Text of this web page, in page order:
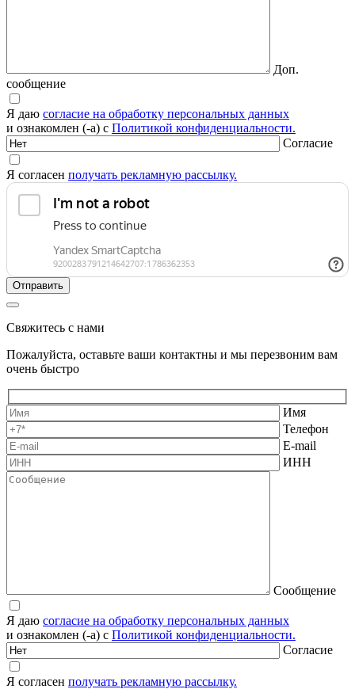
Доп.
сообщение
Я даю согласие на обработку персональных данных
и ознакомлен (-а) с Политикой конфиденциальности.
Согласие
Я согласен получать рекламную рассылку.
Свяжитесь с нами
Пожалуйста, оставьте ваши контактны и мы перезвоним вам
очень быстро
Имя
Телефон
E-mail
ИНН
Сообщение
Я даю согласие на обработку персональных данных
и ознакомлен (-а) с Политикой конфиденциальности.
Согласие
Я согласен получать рекламную рассылку.